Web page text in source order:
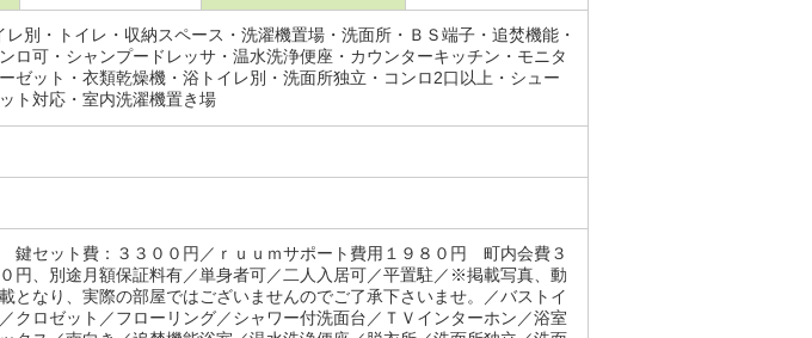
別・トイレ・収納スペース・洗濯機置場・洗面所・ＢＳ端子・追焚機能・
ロ可・シャンプードレッサ・温水洗浄便座・カウンターキッチン・モニタ
ゼット・衣類乾燥機・浴トイレ別・洗面所独立・コンロ2口以上・シュー
ト対応・室内洗濯機置き場
セット費：３３００円／ｒｕｕｍサポート費用１９８０円 町内会費３
円、別途月額保証料有／単身者可／二人入居可／平置駐／※掲載写真、動
となり、実際の部屋ではございませんのでご了承下さいませ。／バストイ
クロゼット／フローリング／シャワー付洗面台／ＴＶインターホン／浴室